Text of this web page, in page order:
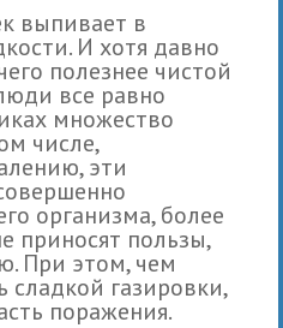
выпивает в
И хотя давно
полезнее чистой
все равно
множество
числе,
эти
организма, более
приносят пользы,
При этом, чем
газировки,
поражения.